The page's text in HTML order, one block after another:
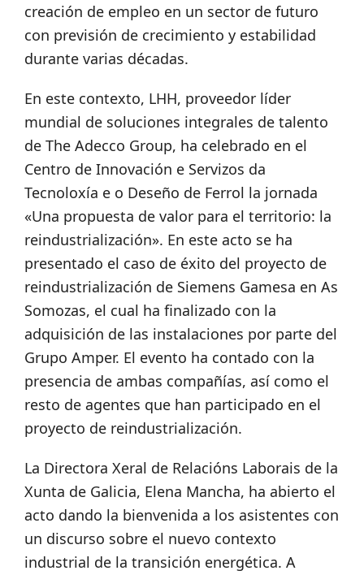
creación de empleo en un sector de futuro
con previsión de crecimiento y estabilidad
durante varias décadas.
En este contexto, LHH, proveedor líder
mundial de soluciones integrales de talento
de The Adecco Group, ha celebrado en el
Centro de Innovación e Servizos da
Tecnoloxía e o Deseño de Ferrol la jornada
«Una propuesta de valor para el territorio: la
reindustrialización». En este acto se ha
presentado el caso de éxito del proyecto de
reindustrialización de Siemens Gamesa en As
Somozas, el cual ha finalizado con la
adquisición de las instalaciones por parte del
Grupo Amper. El evento ha contado con la
presencia de ambas compañías, así como el
resto de agentes que han participado en el
proyecto de reindustrialización.
La Directora Xeral de Relacións Laborais de la
Xunta de Galicia, Elena Mancha, ha abierto el
acto dando la bienvenida a los asistentes con
un discurso sobre el nuevo contexto
industrial de la transición energética. A